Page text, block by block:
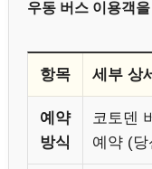
우동 버스 이용객
항목 세부 상
예약
방식
코토덴
예약 (